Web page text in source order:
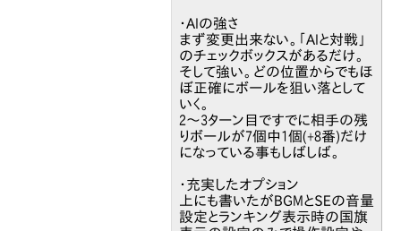
・AIの強さ
まず変更出来ない。「AIと対戦」
のチェックボックスがあるだけ。
そして強い。どの位置からでもほ
ぼ正確にボールを狙い落として
いく。
2～3ターン目ですでに相手の残
りボールが7個中1個(+8番)だけ
になっている事もしばしば。
・充実したオプション
上にも書いたがBGMとSEの音量
設定とランキング表示時の国旗